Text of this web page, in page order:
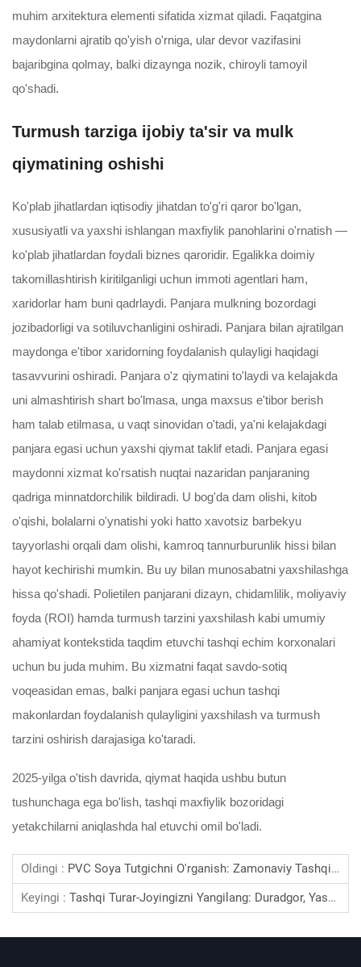
muhim arxitektura elementi sifatida xizmat qiladi. Faqatgina
maydonlarni ajratib qo'yish o'rniga, ular devor vazifasini
bajaribgina qolmay, balki dizaynga nozik, chiroyli tamoyil
qo'shadi.
Turmush tarziga ijobiy ta'sir va mulk
qiymatining oshishi
Ko'plab jihatlardan iqtisodiy jihatdan to'g'ri qaror bo'lgan,
xususiyatli va yaxshi ishlangan maxfiylik panohlarini o'rnatish —
ko'plab jihatlardan foydali biznes qaroridir. Egalikka doimiy
takomillashtirish kiritilganligi uchun immoti agentlari ham,
xaridorlar ham buni qadrlaydi. Panjara mulkning bozordagi
jozibadorligi va sotiluvchanligini oshiradi. Panjara bilan ajratilgan
maydonga e'tibor xaridorning foydalanish qulayligi haqidagi
tasavvurini oshiradi. Panjara o'z qiymatini to'laydi va kelajakda
uni almashtirish shart bo'lmasa, unga maxsus e'tibor berish
ham talab etilmasa, u vaqt sinovidan o'tadi, ya'ni kelajakdagi
panjara egasi uchun yaxshi qiymat taklif etadi. Panjara egasi
maydonni xizmat ko'rsatish nuqtai nazaridan panjaraning
qadriga minnatdorchilik bildiradi. U bog'da dam olishi, kitob
o'qishi, bolalarni o'ynatishi yoki hatto xavotsiz barbekyu
tayyorlashi orqali dam olishi, kamroq tannurburunlik hissi bilan
hayot kechirishi mumkin. Bu uy bilan munosabatni yaxshilashga
hissa qo'shadi. Polietilen panjarani dizayn, chidamlilik, moliyaviy
foyda (ROI) hamda turmush tarzini yaxshilash kabi umumiy
ahamiyat kontekstida taqdim etuvchi tashqi echim korxonalari
uchun bu juda muhim. Bu xizmatni faqat savdo-sotiq
voqeasidan emas, balki panjara egasi uchun tashqi
makonlardan foydalanish qulayligini yaxshilash va turmush
tarzini oshirish darajasiga ko'taradi.
2025-yilga o'tish davrida, qiymat haqida ushbu butun
tushunchaga ega bo'lish, tashqi maxfiylik bozoridagi
yetakchilarni aniqlashda hal etuvchi omil bo'ladi.
Oldingi : PVC Soya Tutgichni O'rganish: Zamonaviy Tashqi Echim
Keyingi : Tashqi Turar-Joyingizni Yangilang: Duradgor, Yashil Maxfiylik Panellarining Yangi Standarti